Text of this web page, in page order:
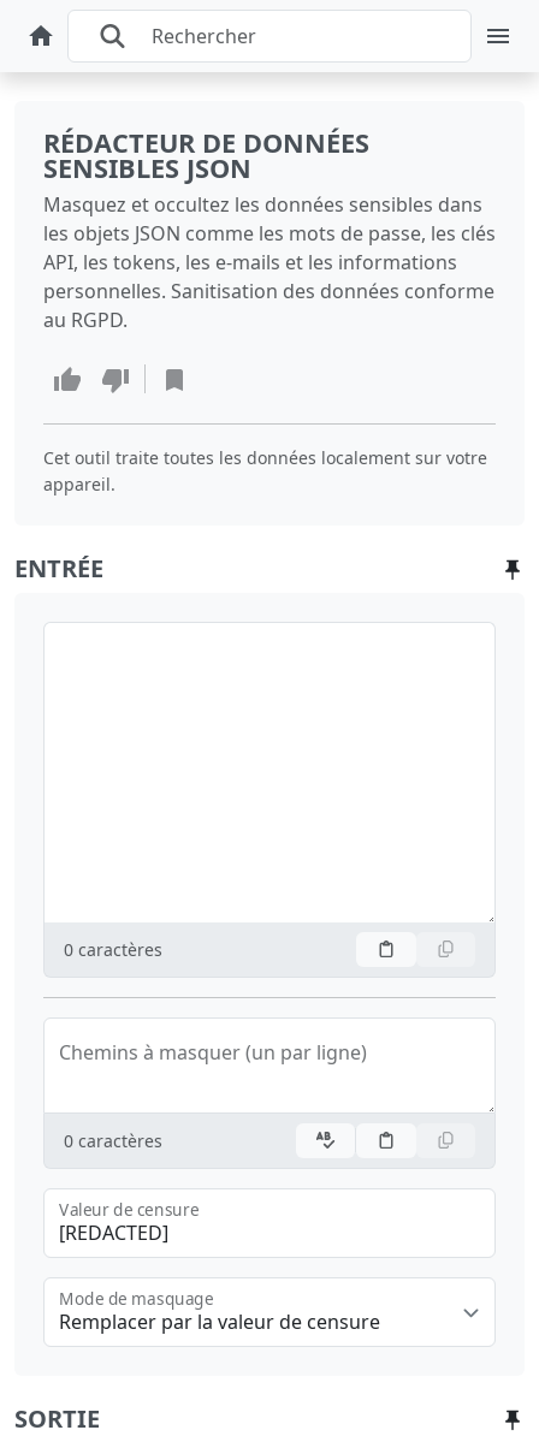
RÉDACTEUR DE DONNÉES
SENSIBLES JSON
Masquez et occultez les données sensibles dans
les objets JSON comme les mots de passe, les clés
API, les tokens, les e-mails et les informations
personnelles. Sanitisation des données conforme
au RGPD.
Cet outil traite toutes les données localement sur votre
appareil.
ENTRÉE
0 caractères
Chemins à masquer (un par ligne)
0 caractères
Valeur de censure
Remplacer par la valeur de censure
Mode de masquage
SORTIE